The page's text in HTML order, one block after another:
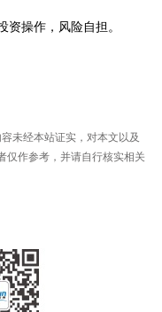
操作，风险自担。
未经本站证实，对本文以及
仅作参考，并请自行核实相关